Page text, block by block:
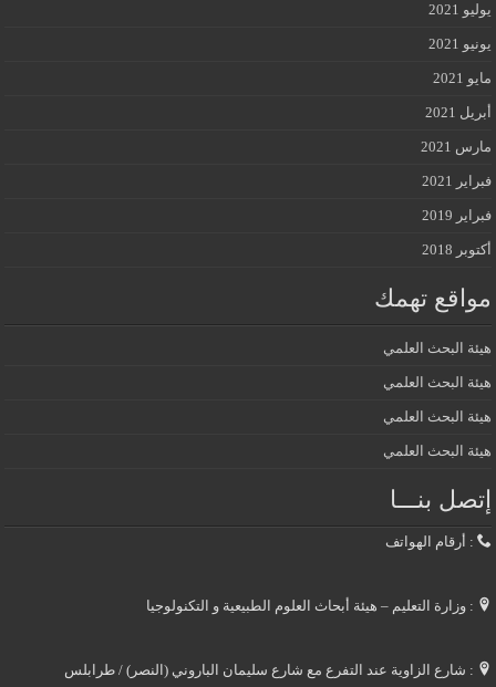
يوليو 2021
يونيو 2021
مايو 2021
أبريل 2021
مارس 2021
فبراير 2021
فبراير 2019
أكتوبر 2018
مواقع تهمك
هيئة البحث العلمي
هيئة البحث العلمي
هيئة البحث العلمي
هيئة البحث العلمي
إتصل بنـــا
: أرقام الهواتف
: وزارة التعليم – هيئة أبحاث العلوم الطبيعية و التكنولوجيا
: شارع الزاوية عند التفرع مع شارع سليمان الباروني (النصر) / طرابلس